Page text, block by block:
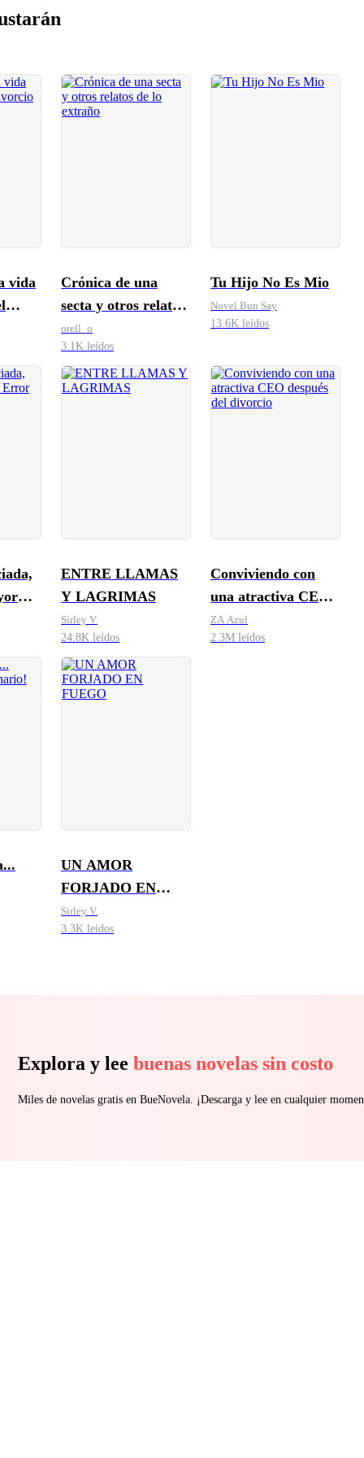
vida
Crónica de una
secta y otros relatos
de lo extraño
orell_o
3.1K leídos
Tu Hijo No Es Mio
Novel Bun Say
13.6K leídos
ENTRE LLAMAS
Y LAGRIMAS
Sirley V.
24.8K leídos
Conviviendo con
una atractiva CEO
después del divorcio
ZA Azul
2.3M leídos
UN AMOR
FORJADO EN
FUEGO
Sirley V.
3.3K leídos
Explora y lee buenas novelas sin costo
Miles de novelas gratis en BueNovela. ¡Descarga y lee en cualquier